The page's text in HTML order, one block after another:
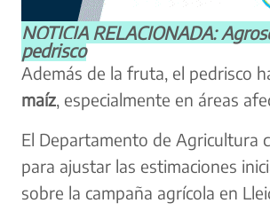
NOTICIA RELACIONADA:
pedrisco
Además de la fruta, el pedrisco
maíz, especialmente en áreas
El Departamento de Agricultura
para ajustar las estimaciones
sobre la campaña agrícola en